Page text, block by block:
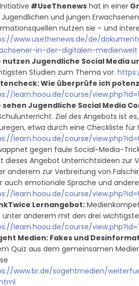
#UseThenews hat in einer
und jungen
nutzen sie – und
www.usethenews.de/de/
in-der-digitalen-medienwelt
nutzen Jugendliche Social Media
Studien zum Thema vor.
Wie überprüfe ich
learn.hoou.de/course/
sehen Jugendliche Social Media
Ziel des Angebots ist
etwa durch eine Checkliste für
learn.hoou.de/course/
gegen faule Social-Media-
dieses Angebot Unterrichtsideen zur
anderem zur Verbreitung von
auch emotionale Sprache und
learn.hoou.de/course/
Lernangebot:
unter anderem mit den drei
learn.hoou.de/course/
Medien: Fakes und
Quiz aus dem gemeinsamen
www.br.de/sogehtmedien/